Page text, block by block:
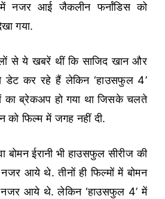
में नजर आई जैकलीन फर्नांडिस को
गया.
से ये खबरें थीं कि साजिद खान और
कर रहे हैं लेकिन ‘हाउसफुल 4’
का ब्रेकअप हो गया था जिसके चलते
को फिल्म में जगह नहीं दी.
ईरानी भी हाउसफुल सीरीज की
नजर आये थे. तीनों ही फिल्मों में बोमन
आये थे. लेकिन ‘हाउसफुल 4’ में